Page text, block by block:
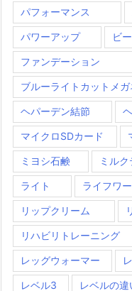
パフォーマンス
パワーアップ ビ
ファンデーション
ブルーライトカットメガ
ヘパーデン結節
マイクロSDカード
ミヨシ石鹸 ミルク
ライト ライフワ
リップクリーム
リハビリトレーニング
レッグウォーマー
レベル3 レベルの違